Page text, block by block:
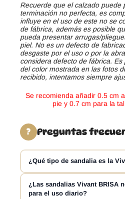
Recuerde que el calzado puede
terminación no perfecta, es
influye en el uso de este no se
de fábrica, además es posible
pueda presentar arrugas/
piel. No es un defecto de
desgaste por el uso o por la
considera defecto de fábrica.
del color mostrada en las fotos
recibido, intentamos siempre
Se recomienda añadir 0.5 cm
pie y 0.7 cm para la
? Preguntas
¿Qué tipo de sandalia es la
La Vivant BRISA nob es una
diseñada para ofrecer una
¿Las sandalias Vivant BRISA
para el uso diario?